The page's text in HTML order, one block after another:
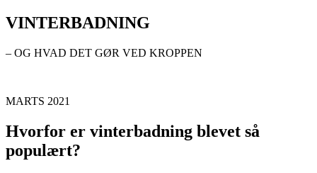
VINTERBADNING
– OG HVAD DET GØR VED KROPPEN
MARTS 2021
Hvorfor er vinterbadning blevet så
populært?